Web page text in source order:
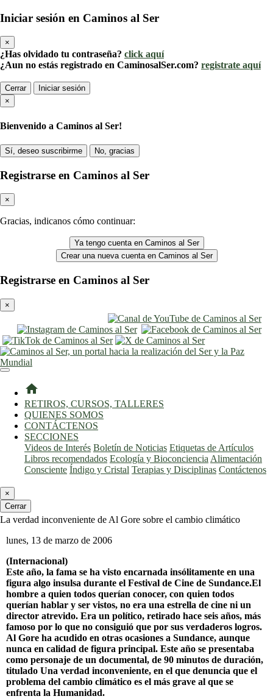
Iniciar sesión en Caminos al Ser
×
¿Has olvidado tu contraseña? click aquí
¿Aun no estás registrado en CaminosalSer.com? registrate aquí
Cerrar
Iniciar sesión
×
Bienvenido a Caminos al Ser!
Sí, deseo suscribirme No, gracias
Registrarse en Caminos al Ser
×
Gracias, indicanos cómo continuar:
Ya tengo cuenta en Caminos al Ser
Crear una nueva cuenta en Caminos al Ser
Registrarse en Caminos al Ser
×
home
RETIROS, CURSOS, TALLERES
QUIENES SOMOS
CONTÁCTENOS
SECCIONES
Videos de Interés Boletín de Noticias Etiquetas de Artículos
Libros recomendados Ecología y Bioconciencia Alimentación
Consciente Índigo y Cristal Terapias y Disciplinas Contáctenos
×
Cerrar
La verdad inconveniente de Al Gore sobre el cambio climático
lunes, 13 de marzo de 2006
(Internacional)
Este año, la fama se ha visto encarnada insólitamente en una
figura algo insulsa durante el Festival de Cine de Sundance.El
hombre a quien todos querían conocer, con quien todos
querían hablar y ser vistos, no era una estrella de cine ni un
director atrevido. Era un político, retirado hace seis años, más
famoso por lo que no consiguió que por sus verdaderos logros.
Al Gore ha acudido en otras ocasiones a Sundance, aunque
nunca en calidad de figura principal. Este año se presentaba
como personaje de un documental, de 90 minutos de duración,
titulado Una verdad inconveniente, en el que denuncia que el
problema del cambio climático es el más grave al que se
enfrenta la Humanidad.